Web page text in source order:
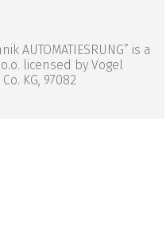
AUTOMATIESRUNG” is a
licensed by Vogel
KG, 97082